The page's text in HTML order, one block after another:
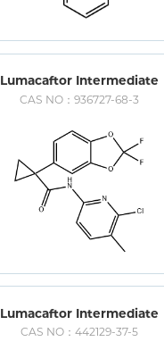
Lumacaftor Intermediate
CAS NO：936727-68-3
Lumacaftor Intermediate
CAS NO：442129-37-5